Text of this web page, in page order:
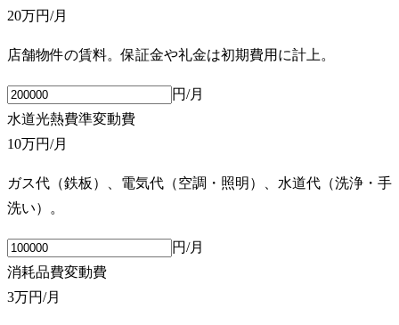
20万円/月
店舗物件の賃料。保証金や礼金は初期費用に計上。
円/月
水道光熱費準変動費
10万円/月
ガス代（鉄板）、電気代（空調・照明）、水道代（洗浄・手
洗い）。
円/月
消耗品費変動費
3万円/月